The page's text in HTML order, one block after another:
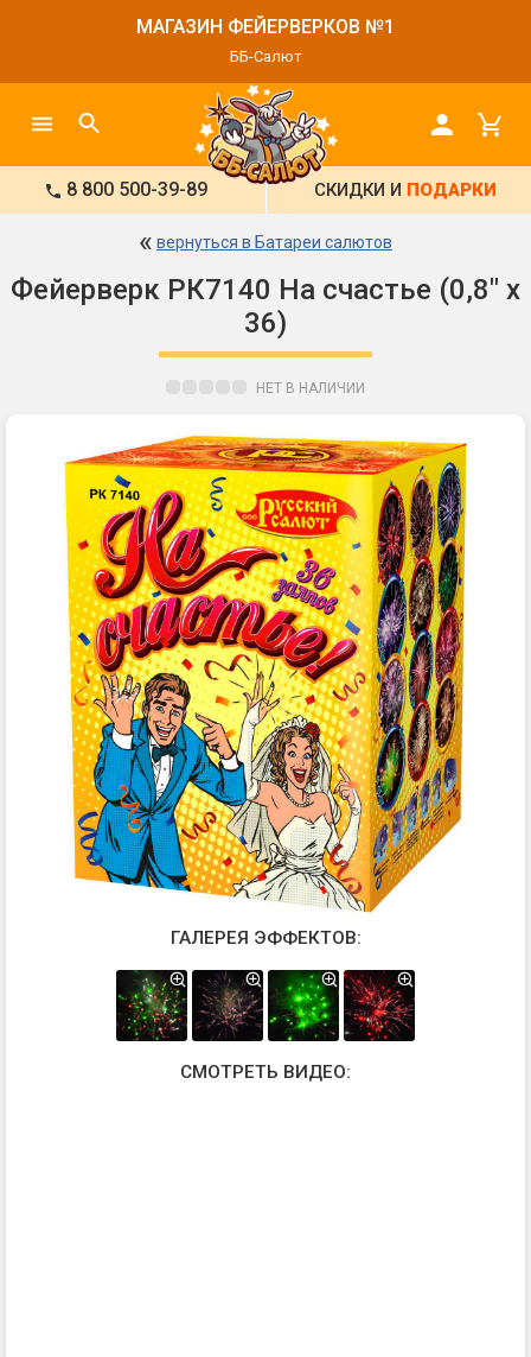
МАГАЗИН ФЕЙЕРВЕРКОВ №1
ББ-Салют
8 800 500-39-89 СКИДКИ И ПОДАРКИ
« вернуться в Батареи салютов
Фейерверк РК7140 На счастье (0,8" х
36)
НЕТ В НАЛИЧИИ
ГАЛЕРЕЯ ЭФФЕКТОВ:
СМОТРЕТЬ ВИДЕО: